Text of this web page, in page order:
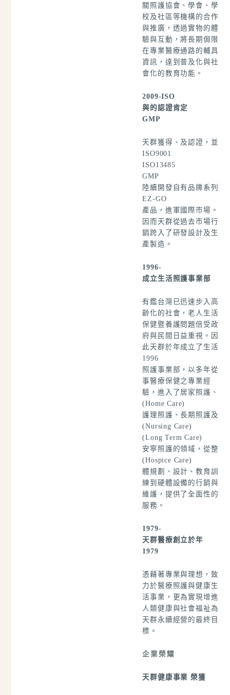
關照護協會、學會、學
校及社區等機構的合作
與推廣，透過實物的體
驗與互動，將長期侷限
在專業醫療通路的輔具
資訊，達到普及化與社
會化的教育功能。
2009-ISO
與
GMP
的認證肯定
天群獲得
ISO9001
、
ISO13485
及
GMP
認證，並
陸續開發自有品牌
EZ-GO
系列
產品，進軍國際市場。
因而天群從過去市場行
銷跨入了研發設計及生
產製造。
1996-
成立生活照護事業部
有鑑台灣已迅速步入高
齡化的社會，老人生活
保健暨養護問題倍受政
府與民間日益重視。因
此天群於
1996
年成立了生活
照護事業部，以多年從
事醫療保健之專業經
驗，進入了居家照護
(Home Care)
、
護理照護
(Nursing Care)
、長期照護
(Long Term Care)
及
安寧照護
(Hospice Care)
的領域，從整
體規劃、設計、教育訓
練到硬體設備的行銷與
維護，提供了全面性的
服務。
1979-
天群醫療創立於
1979
年
憑藉著專業與理想，致
力於醫療照護與健康生
活事業，更為實現增進
人類健康與社會福祉為
天群永續經營的最終目
標。
企業榮耀
天群健康事業 榮獲